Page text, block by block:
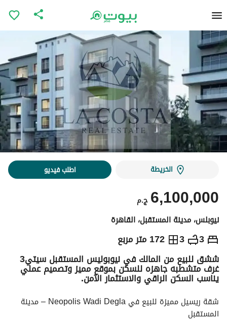
الخريطة اطلب فيديو
ج.م 6,100,000
نيوبلس، مدينة المستقبل، القاهرة
3
3 172 متر مربع ج.م 6,100,000
التفاصيل الاتجاهات والمؤشرات رهن عقاري ششق للبيع من المالك في نيوبوليس المستقبل سيتي3
غرف متشطبه جاهزه للسكن بموقع مميز وتصميم عملي
يناسب السكن الراقي والاستثمار الآمن.
المستقبل